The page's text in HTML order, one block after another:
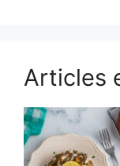
Articles